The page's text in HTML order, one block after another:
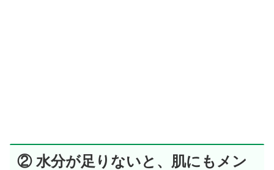
② 水分が足りないと、肌にもメン